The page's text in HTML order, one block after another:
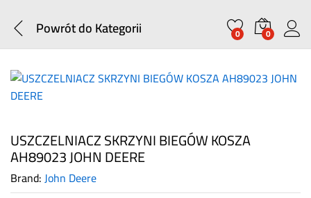
Powrót doKategorii 0 0
USZCZELNIACZ SKRZYNI BIEGÓW KOSZA
AH89023 JOHN DEERE
Brand:John Deere